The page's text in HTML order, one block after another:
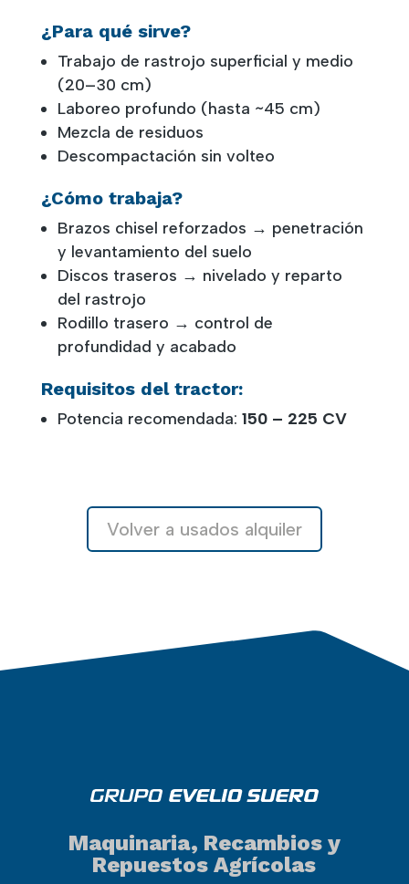
¿Para qué sirve?
Trabajo de rastrojo superficial y medio
(20–30 cm)
Laboreo profundo (hasta ~45 cm)
Mezcla de residuos
Descompactación sin volteo
¿Cómo trabaja?
Brazos chisel reforzados → penetración
y levantamiento del suelo
Discos traseros → nivelado y reparto
del rastrojo
Rodillo trasero → control de
profundidad y acabado
Requisitos del tractor:
Potencia recomendada: 150 – 225 CV
Volver a usados alquiler
Maquinaria, Recambios y
Repuestos Agrícolas